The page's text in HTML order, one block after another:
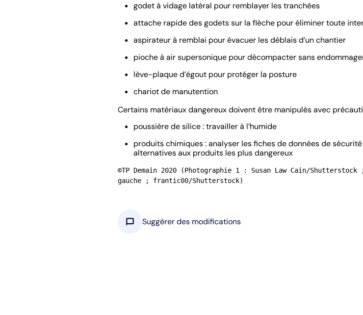
godet à vidage latéral pour remblayer les tranchées
attache rapide des godets sur la flèche pour éliminer toute
aspirateur à remblai pour évacuer les déblais d’un chantier
pioche à air supersonique pour décompacter sans
lève-plaque d’égout pour protéger la posture
chariot de manutention
Certains matériaux dangereux doivent être manipulés avec
poussière de silice : travailler à l’humide
produits chimiques : analyser les fiches de données de
alternatives aux produits les plus dangereux
©TP Demain 2020 (Photographie 1 : Susan Law Cain/
gauche ; frantic00/Shutterstock)
chat_bubble Suggérer des modifications